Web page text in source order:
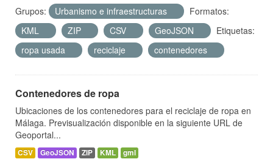
Grupos:
Urbanismo e infraestructuras
Formatos:
KML
ZIP CSV GeoJSON
Etiquetas:
ropa usada
reciclaje contenedores
Contenedores de ropa
Ubicaciones de los contenedores para el reciclaje de ropa en
Málaga. Previsualización disponible en la siguiente URL de
Geoportal...
CSV GeoJSON ZIP KML gml